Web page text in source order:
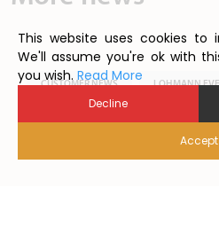
CUSTOMER NEWS LOHMANN
This website uses cookies to
We'll assume you're ok with
you wish.Read More
Decline
Accept